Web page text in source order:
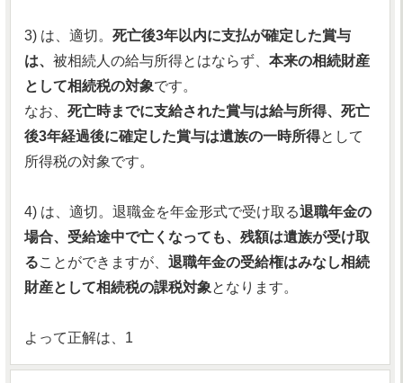
3) は、適切。 死亡後3年以内に支払が確定した賞与
は、 被相続人の給与所得とはならず、 本来の相続財産
として相続税の対象です。
なお、 死亡時までに支給された賞与は給与所得、死亡
後3年経過後に確定した賞与は遺族の一時所得として
所得税の対象です。
4) は、適切。退職金を年金形式で受け取る退職年金の
場合、受給途中で亡くなっても、残額は遺族が受け取
ることができますが、 退職年金の受給権はみなし相続
財産として相続税の課税対象となります。
よって正解は、1